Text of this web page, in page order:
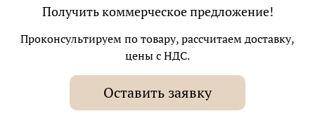
Получить коммерческое предложение!
Проконсультируем по товару, рассчитаем доставку,
цены с НДС.
Оставить заявку